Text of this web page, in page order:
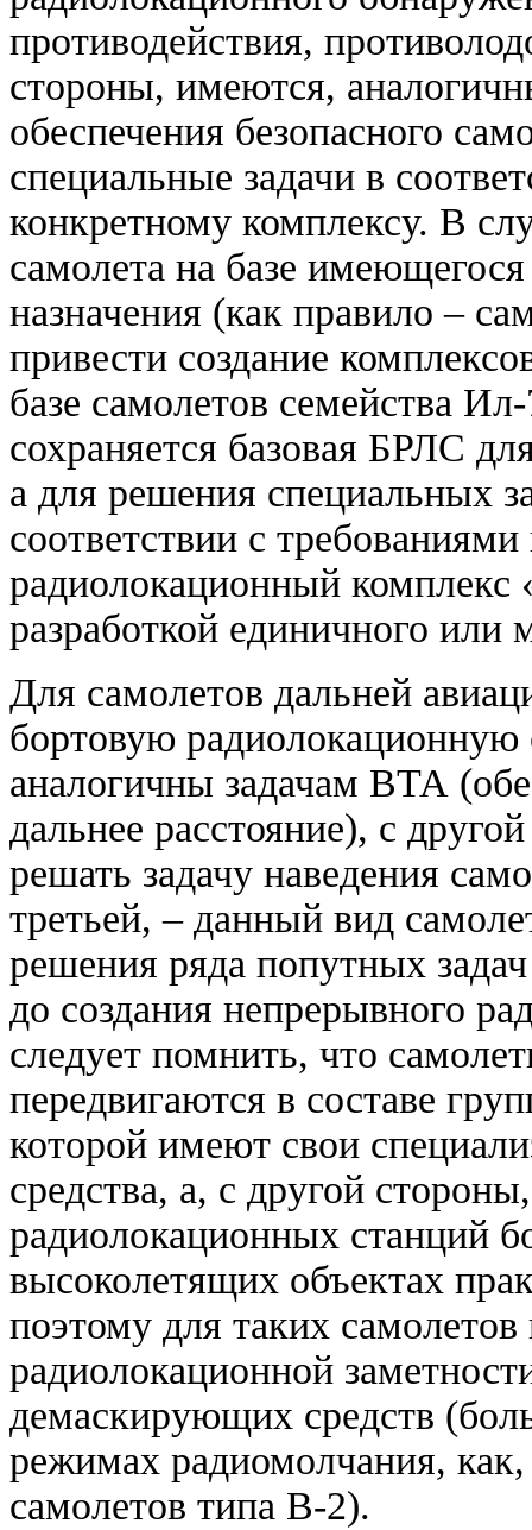
противодействия,
стороны, имеются,
обеспечения безопасного
специальные задачи в
конкретному комплексу. В
самолета на базе
назначения (как правило –
привести создание
базе самолетов семейства
сохраняется базовая БРЛС
а для решения специальных
соответствии с
радиолокационный
разработкой единичного или
Для самолетов дальней
бортовую
аналогичны задачам ВТА
дальнее расстояние), с
решать задачу наведения
третьей, – данный вид
решения ряда попутных
до создания непрерывного
следует помнить, что
передвигаются в составе
которой имеют свои
средства, а, с другой
радиолокационных станций
высоколетящих объектах
поэтому для таких
радиолокационной
демаскирующих средств
режимах радиомолчания,
самолетов типа B-2).